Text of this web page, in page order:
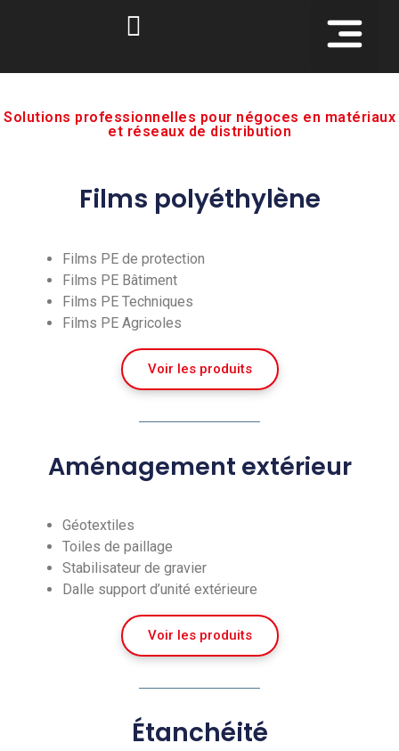
Solutions professionnelles pour négoces en matériaux
et réseaux de distribution
Films polyéthylène
Films PE de protection
Films PE Bâtiment
Films PE Techniques
Films PE Agricoles
Voir les produits
Aménagement extérieur
Géotextiles
Toiles de paillage
Stabilisateur de gravier
Dalle support d’unité extérieure
Voir les produits
Étanchéité